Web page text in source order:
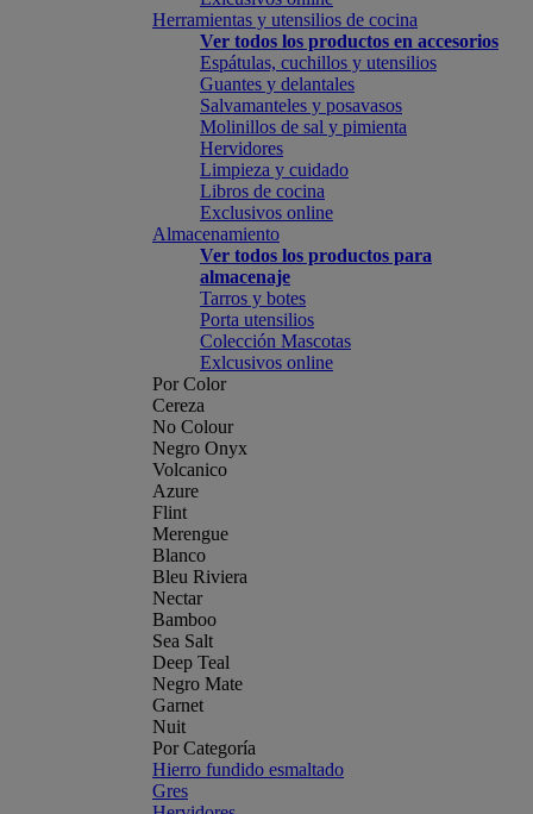
Herramientas y utensilios de cocina
Ver todos los productos en accesorios
Espátulas, cuchillos y utensilios
Guantes y delantales
Salvamanteles y posavasos
Molinillos de sal y pimienta
Hervidores
Limpieza y cuidado
Libros de cocina
Exclusivos online
Almacenamiento
Ver todos los productos para
almacenaje
Tarros y botes
Porta utensilios
Colección Mascotas
Exlcusivos online
Por Color
Cereza
No Colour
Negro Onyx
Volcanico
Azure
Flint
Merengue
Blanco
Bleu Riviera
Nectar
Bamboo
Sea Salt
Deep Teal
Negro Mate
Garnet
Nuit
Por Categoría
Hierro fundido esmaltado
Gres